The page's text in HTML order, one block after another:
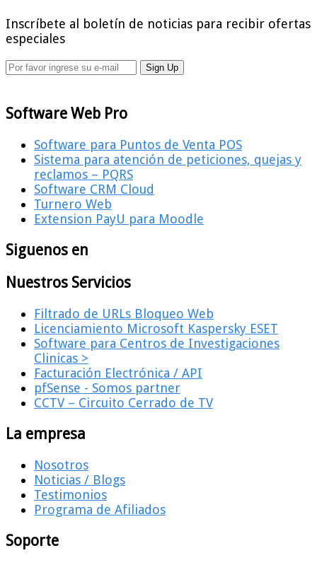
Inscríbete al boletín de noticias para recibir ofertas
especiales
Software Web Pro
Software para Puntos de Venta POS
Sistema para atención de peticiones, quejas y
reclamos – PQRS
Software CRM Cloud
Turnero Web
Extension PayU para Moodle
Siguenos en
Nuestros Servicios
Filtrado de URLs Bloqueo Web
Licenciamiento Microsoft Kaspersky ESET
Software para Centros de Investigaciones
Clinicas >
Facturación Electrónica / API
pfSense - Somos partner
CCTV – Circuito Cerrado de TV
La empresa
Nosotros
Noticias / Blogs
Testimonios
Programa de Afiliados
Soporte